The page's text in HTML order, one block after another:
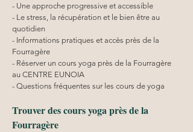
- Une approche progressive et accessible
- Le stress, la récupération et le bien être au
quotidien
- Informations pratiques et accès près de la
Fourragère
- Réserver un cours yoga près de la Fourragère
au CENTRE EUNOIA
- Questions fréquentes sur les cours de yoga
Trouver des cours yoga près de la
Fourragère